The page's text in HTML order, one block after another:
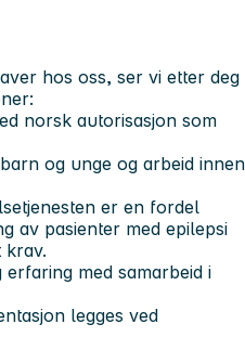
hos oss, ser vi etter deg
norsk autorisasjon som
og unge og arbeid innen
er en fordel
av pasienter med epilepsi
krav.
med samarbeid i
legges ved